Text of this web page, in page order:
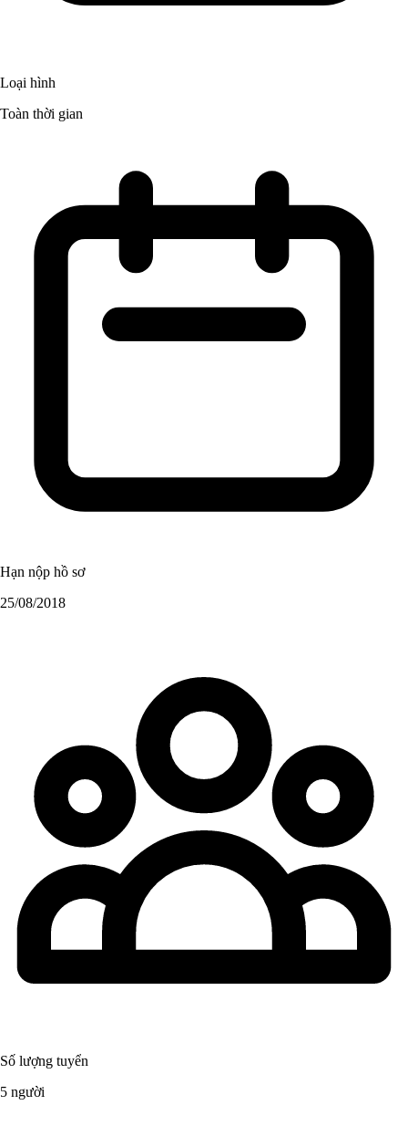
Loại hình
Toàn thời gian
Hạn nộp hồ sơ
25/08/2018
Số lượng tuyển
5 người